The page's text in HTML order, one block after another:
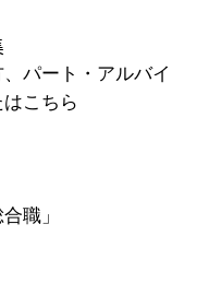
パート・アルバイ
こちら
職」